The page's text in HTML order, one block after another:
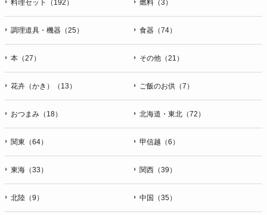
料理セット（192） 燃料（3）
調理道具・機器（25） 食器（74）
本（27） その他（21）
花卉（かき）（13） ご飯のお供（7）
おつまみ（18） 北海道・東北（72）
関東（64） 甲信越（6）
東海（33） 関西（39）
北陸（9） 中国（35）